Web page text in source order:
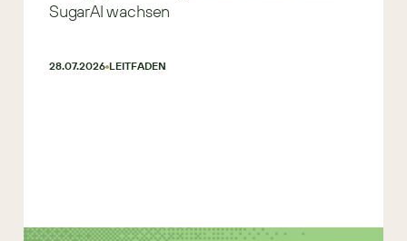
SugarAI wachsen
28.07.2026 LEITFADEN